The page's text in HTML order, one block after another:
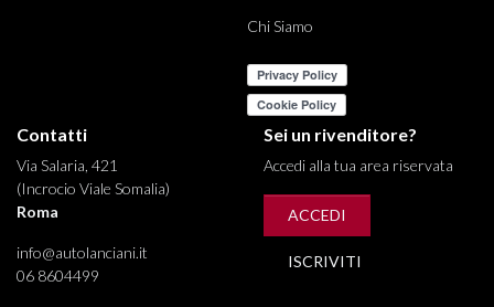
Chi Siamo
Contatti
Via Salaria, 421
(Incrocio Viale Somalia)
Roma
info@autolanciani.it
06 8604499
Sei un rivenditore?
Accedi alla tua area riservata
ACCEDI
ISCRIVITI